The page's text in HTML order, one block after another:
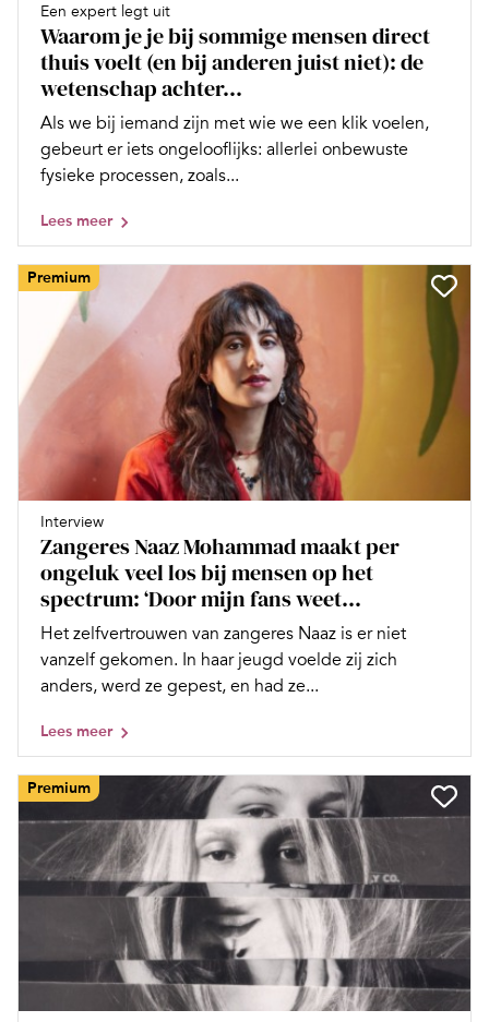
Een expert legt uit
Waarom je je bij sommige mensen direct
thuis voelt (en bij anderen juist niet): de
wetenschap achter...
Als we bij iemand zijn met wie we een klik voelen,
gebeurt er iets ongelooflijks: allerlei onbewuste
fysieke processen, zoals...
Lees meer
Premium
Interview
Zangeres Naaz Mohammad maakt per
ongeluk veel los bij mensen op het
spectrum: ‘Door mijn fans weet...
Het zelfvertrouwen van zangeres Naaz is er niet
vanzelf gekomen. In haar jeugd voelde zij zich
anders, werd ze gepest, en had ze...
Lees meer
Premium